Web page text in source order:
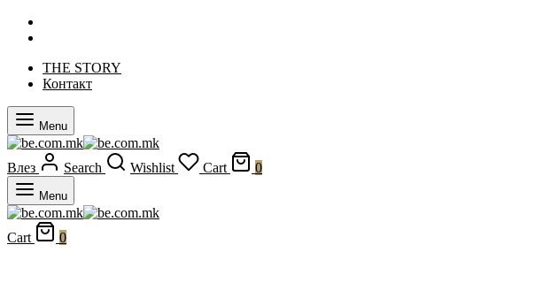
THE STORY
Контакт
Menu
Влез Search Wishlist Cart 0
Menu
Cart 0